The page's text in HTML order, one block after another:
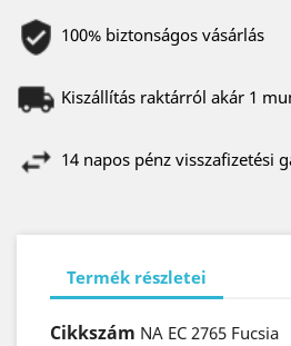
100% biztonságos vásárlás
Kiszállítás raktárról akár 1
14 napos pénz visszafizetési
Termék részletei
Cikkszám NA EC 2765 Fucsia